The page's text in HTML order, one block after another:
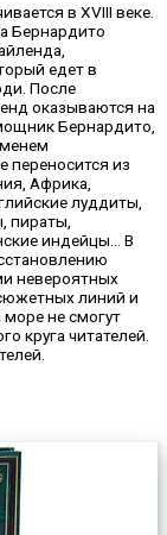
в XVIII веке.
Бернардито
едет в
После
оказываются на
Бернардито,
переносится из
Африка,
луддиты,
пираты,
индейцы… В
невероятных
линий и
не смогут
круга читателей.